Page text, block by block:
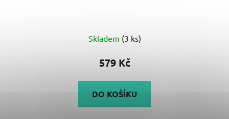
Skladem (3 ks)
579 Kč
DO KOŠÍKU